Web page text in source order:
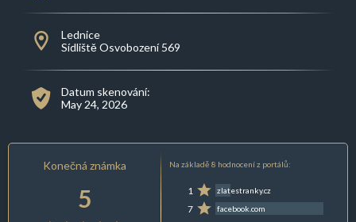
Lednice
Sídliště Osvobození 569
Datum skenování:
May 24, 2026
Konečná známka
5
Na základě 8 hodnocení z portálů:
1 zlatestranky.cz
7 facebook.com